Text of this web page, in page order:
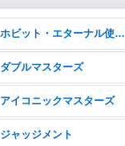
ホビット・エターナル使用可能カード FOIL
ダブルマスターズ
アイコニックマスターズ
ジャッジメント